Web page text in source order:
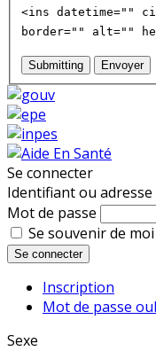
<ins datetime=""
border="" alt=""
Submitting Envoyer
Se connecter
Identifiant ou adresse
Mot de passe
Se souvenir de moi
Se connecter
Inscription
Mot de passe
Sexe